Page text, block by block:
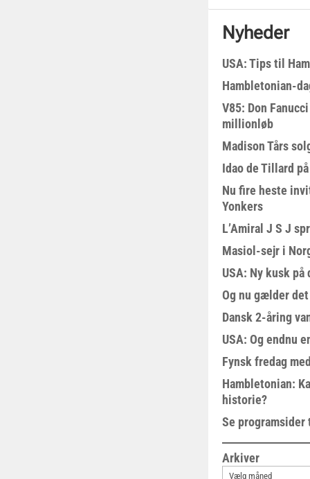
Nyheder
USA: Tips til
Hambletonian-
V85: Don
millionløb
Madison Tårs
Idao de Tillard
Nu fire heste
Yonkers
L’Amiral J S J
Masiol-sejr i
USA: Ny kusk på
Og nu gælder
Dansk 2-åring
USA: Og endnu
Fynsk fredag
Hambletonian:
historie?
Se
Arkiver